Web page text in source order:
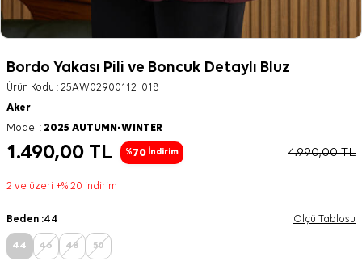
Bordo Yakası Pili ve Boncuk Detaylı Bluz
Ürün Kodu : 25AW02900112_018
Aker
Model : 2025 AUTUMN-WINTER
1.490,00 TL %70 İndirim 4.990,00TL
2 ve üzeri +% 20 indirim
Beden :44 Ölçü Tablosu
44 46 48 50